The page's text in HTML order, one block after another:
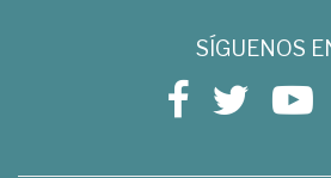
SÍGUENOS